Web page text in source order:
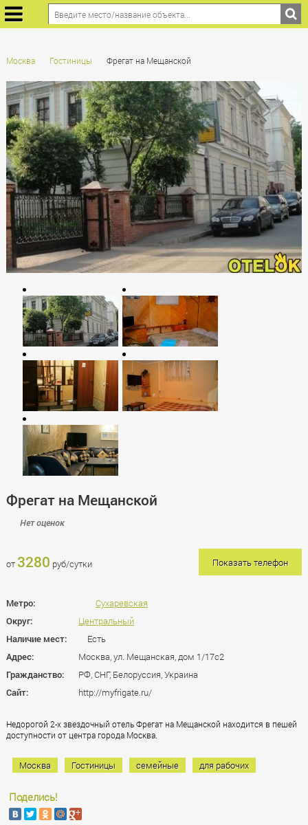
Москва Гостиницы Фрегат на Мещанской
Фрегат на Мещанской
Нет оценок
от 3280 руб/сутки Показать телефон
Метро:
Сухаревская
Округ:
Центральный
Наличие мест:
Есть
Адрес:
Москва, ул. Мещанская, дом 1/17с2
Гражданство:
РФ, СНГ, Белоруссия, Украина
Сайт:
http://myfrigate.ru/
Недорогой 2-х звездочный отель Фрегат на Мещанской находится в пешей
доступности от центра города Москва.
Москва Гостиницы семейные для рабочих
Поделись!